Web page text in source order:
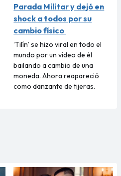
Parada Militar y dejó en
shock a todos por su
cambio físico
‘Tilín’ se hizo viral en todo el
mundo por un video de él
bailando a cambio de una
moneda. Ahora reapareció
como danzante de tijeras.